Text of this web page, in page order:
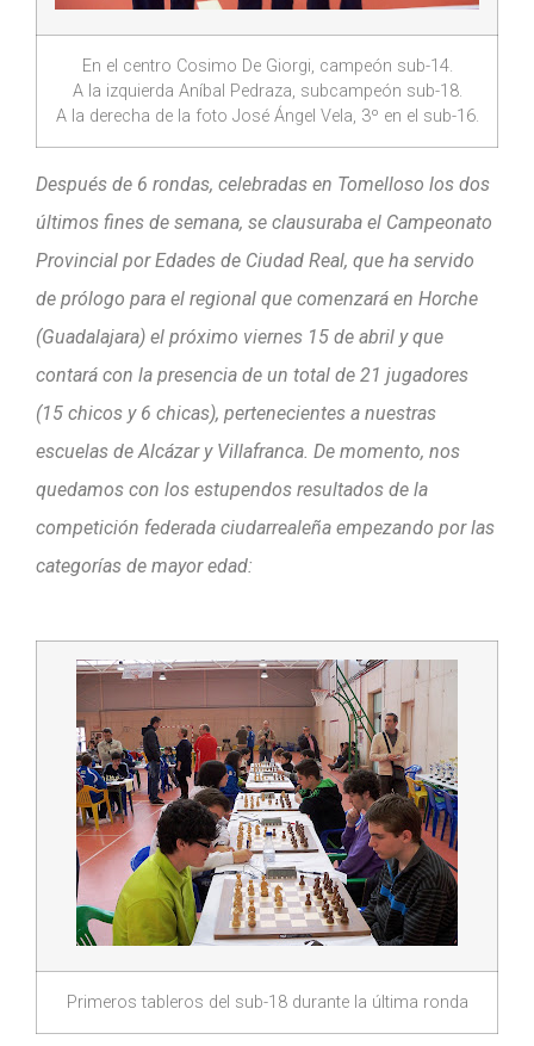
En el centro Cosimo De Giorgi, campeón sub-14.
A la izquierda Aníbal Pedraza, subcampeón sub-18.
A la derecha de la foto José Ángel Vela, 3º en el sub-16.
Después de 6 rondas, celebradas en Tomelloso los dos
últimos fines de semana, se clausuraba el Campeonato
Provincial por Edades de Ciudad Real, que ha servido
de prólogo para el regional que comenzará en Horche
(Guadalajara) el próximo viernes 15 de abril y que
contará con la presencia de un total de 21 jugadores
(15 chicos y 6 chicas), pertenecientes a nuestras
escuelas de Alcázar y Villafranca. De momento, nos
quedamos con los estupendos resultados de la
competición federada ciudarrealeña empezando por las
categorías de mayor edad:
Primeros tableros del sub-18 durante la última ronda